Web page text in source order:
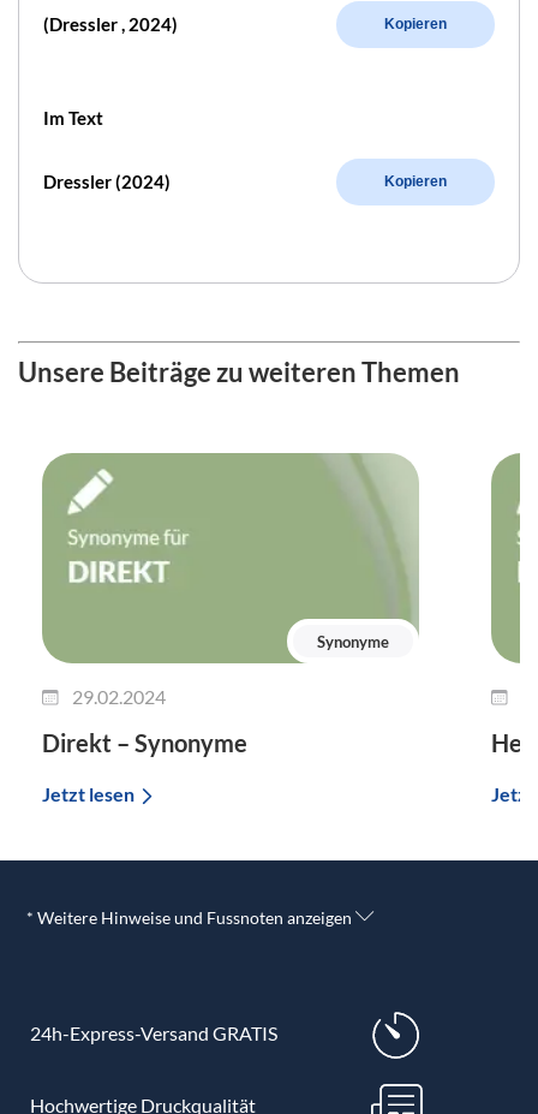
(Dressler , 2024) Kopieren
Im Text
Dressler (2024) Kopieren
Unsere Beiträge zu weiteren Themen
Synonyme
29.02.2024
Direkt – Synonyme
Jetzt lesen Jetzt
* Weitere Hinweise und Fussnoten anzeigen
24h-Express-Versand GRATIS
Hochwertige Druckqualität